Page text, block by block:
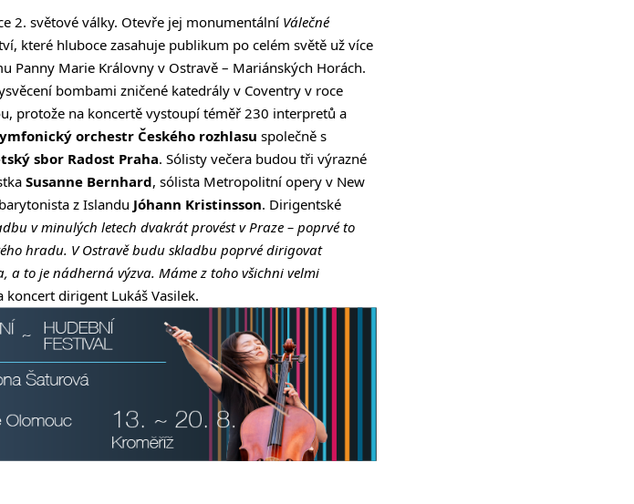
2. světové války. Otevře jej monumentální Válečné
které hluboce zasahuje publikum po celém světě už více
Panny Marie Královny v Ostravě – Mariánských Horách.
bombami zničené katedrály v Coventry v roce
protože na koncertě vystoupí téměř 230 interpretů a
orchestr Českého rozhlasu společně s
sbor Radost Praha. Sólisty večera budou tři výrazné
Susanne Bernhard, sólista Metropolitní opery v New
z Islandu Jóhann Kristinsson. Dirigentské
v minulých letech dvakrát provést v Praze – poprvé to
hradu. V Ostravě budu skladbu poprvé dirigovat
to je nádherná výzva. Máme z toho všichni velmi
koncert dirigent Lukáš Vasilek.